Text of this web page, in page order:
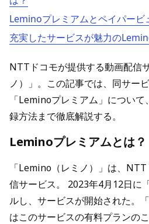
Leminoプレミアムとペイパービ
充実したサービスが魅力の
NTTドコモが提供する動画配信
ノ）」。この記事では、同サー
「Leminoプレミアム」につい
録方法まで徹底解説する。
Leminoプレミアムとは？
「Lemino（レミノ）」は、
信サービス。 2023年4月12日に
ルし、サービスが開始された。
はこのサービスの有料プランの